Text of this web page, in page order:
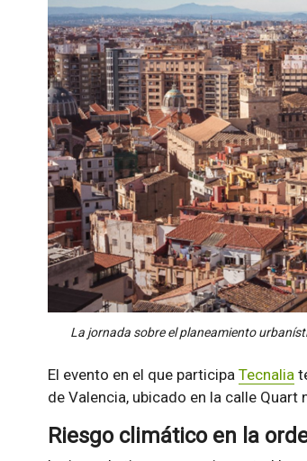
La jornada sobre el planeamiento
El evento en el que participa Tecnalia
de Valencia, ubicado en la calle Quart
Riesgo climático en la